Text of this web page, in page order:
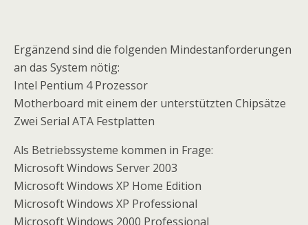
Ergänzend sind die folgenden Mindestanforderungen
an das System nötig:
Intel Pentium 4 Prozessor
Motherboard mit einem der unterstützten Chipsätze
Zwei Serial ATA Festplatten
Als Betriebssysteme kommen in Frage:
Microsoft Windows Server 2003
Microsoft Windows XP Home Edition
Microsoft Windows XP Professional
Microsoft Windows 2000 Professional